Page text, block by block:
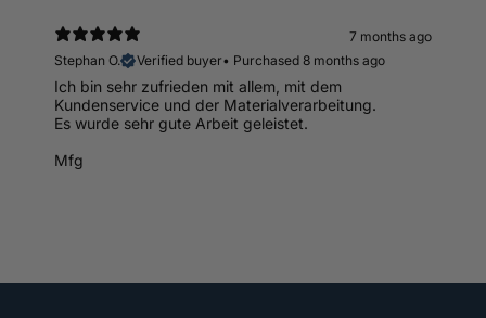
7 months ago
Stephan O.
Verified buyer• Purchased 8 months ago
Ich bin sehr zufrieden mit allem, mit dem
Kundenservice und der Materialverarbeitung.
Es wurde sehr gute Arbeit geleistet.
Mfg